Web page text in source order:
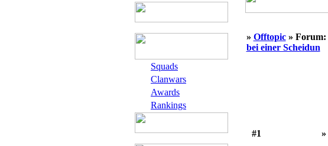
Squads
Clanwars
Awards
Rankings
» Offtopic » Forum:
bei einer Scheidun
#1 »